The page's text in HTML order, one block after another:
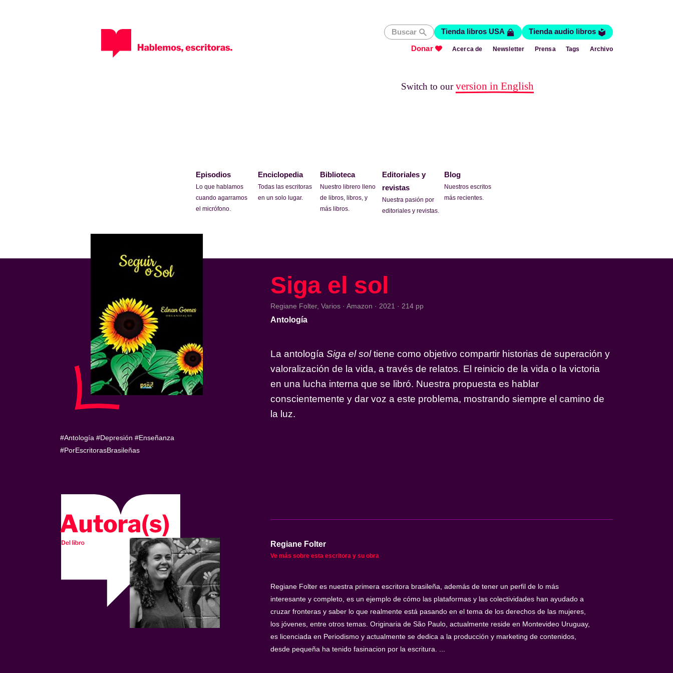
Switch to ourversion in English
Episodios
Lo que hablamos
cuando agarramos
el micrófono.
Enciclopedia
Todas las escritoras
en un solo lugar.
Biblioteca
Nuestro librero lleno
de libros, libros, y
más libros.
Editoriales y
revistas
Nuestra pasión por
editoriales y revistas.
Blog
Nuestros escritos
más recientes.
Buscar Tienda libros USA
Tienda audio libros
Donar
Acerca de Newsletter Prensa Tags Archivo
Siga el sol
Regiane Folter, Varios · Amazon · 2021 · 214 pp
Antología
La antología Siga el soltiene como objetivo compartir historias de superación y
valoralización de la vida, a través de relatos. El reinicio de la vida o la victoria
en una lucha interna que se libró. Nuestra propuesta es hablar
conscientemente y dar voz a este problema, mostrando siempre el camino de
la luz.
#Antología #Depresión #Enseñanza
#PorEscritorasBrasileñas
Regiane Folter
Ve más sobre esta escritora y su obra
Regiane Folter es nuestra primera escritora brasileña, además de tener un perfil de lo más
interesante y completo, es un ejemplo de cómo las plataformas y las colectividades han ayudado a
cruzar fronteras y saber lo que realmente está pasando en el tema de los derechos de las mujeres,
los jóvenes, entre otros temas. Originaria de São Paulo, actualmente reside en Montevideo Uruguay,
es licenciada en Periodismo y actualmente se dedica a la producción y marketing de contenidos,
desde pequeña ha tenido fasinacion por la escritura. ...